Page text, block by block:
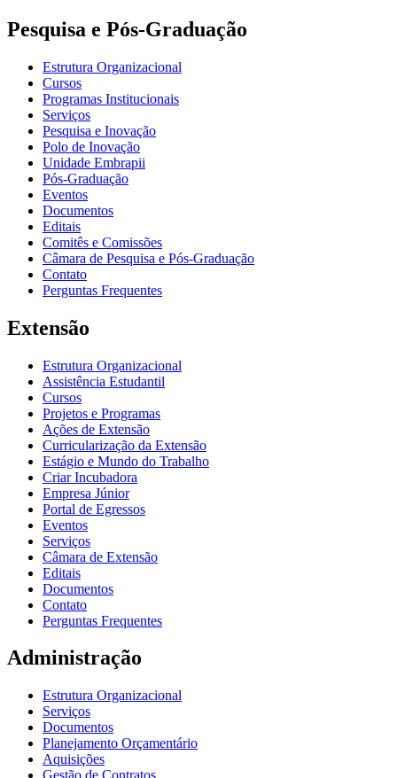
Pesquisa e Pós-Graduação
Estrutura Organizacional
Cursos
Programas Institucionais
Serviços
Pesquisa e Inovação
Polo de Inovação
Unidade Embrapii
Pós-Graduação
Eventos
Documentos
Editais
Comitês e Comissões
Câmara de Pesquisa e Pós-Graduação
Contato
Perguntas Frequentes
Extensão
Estrutura Organizacional
Assistência Estudantil
Cursos
Projetos e Programas
Ações de Extensão
Curricularização da Extensão
Estágio e Mundo do Trabalho
Criar Incubadora
Empresa Júnior
Portal de Egressos
Eventos
Serviços
Câmara de Extensão
Editais
Documentos
Contato
Perguntas Frequentes
Administração
Estrutura Organizacional
Serviços
Documentos
Planejamento Orçamentário
Aquisições